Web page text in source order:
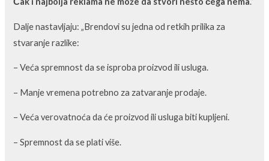
Dalje nastavljaju: „Brendovi su jedna od retkih prilika za
stvaranje razlike:
– Veća spremnost da se isproba proizvod ili usluga.
– Manje vremena potrebno za zatvaranje prodaje.
– Veća verovatnoća da će proizvod ili usluga biti kupljeni.
– Spremnost da se plati više.